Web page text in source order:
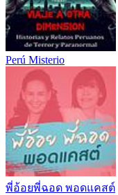
Perú Misterio
พี่อ้อยพี่ฉอด พอดแคสต์